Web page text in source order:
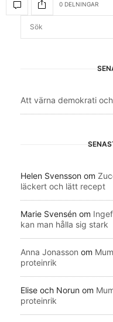
0 DELNINGAR
Att värna demokrati
Helen Svensson om
läckert och lätt recept
Marie Svensén om
kan man hålla sig stark
Anna Jonasson om
proteinrik
Elise och Norun om
proteinrik